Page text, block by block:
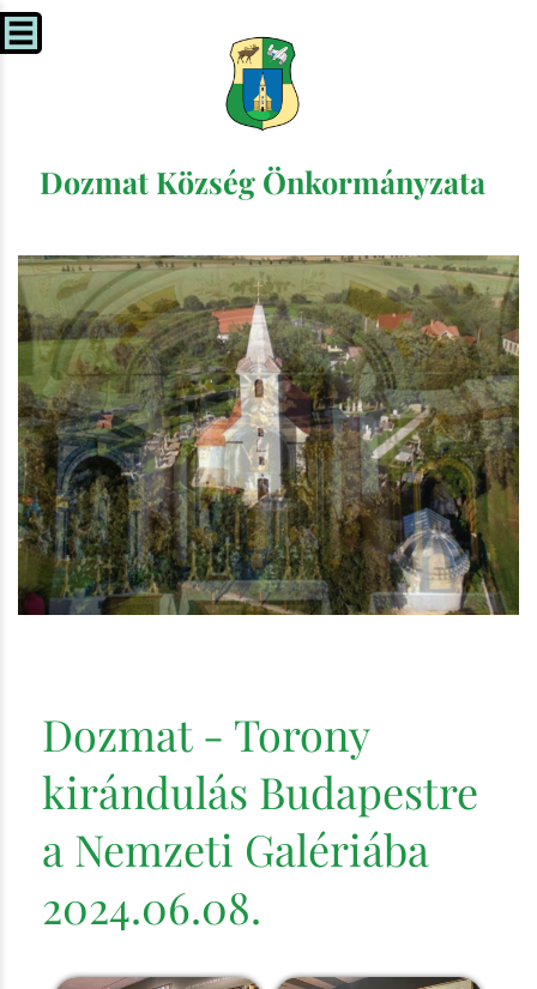
Dozmat Község Önkormányzata
Dozmat - Torony
kirándulás Budapestre
a Nemzeti Galériába
2024.06.08.